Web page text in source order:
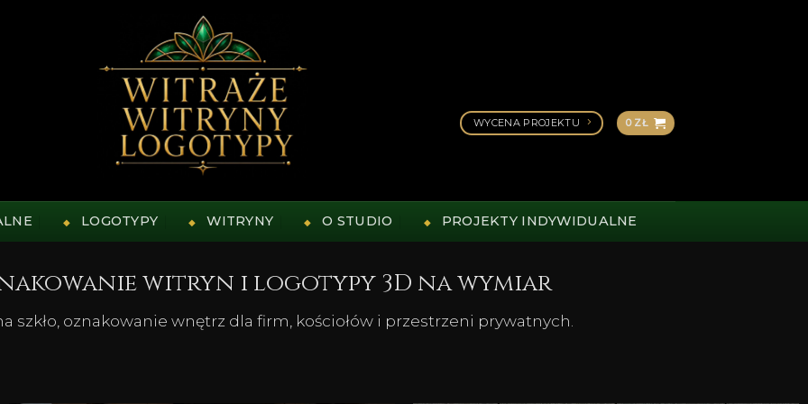
WYCENA PROJEKTU 0 ZŁ
LOGOTYPY WITRYNY O STUDIO PROJEKTY INDYWIDUALNE
witryn i logotypy 3D na wymiar
szkło, oznakowanie wnętrz dla firm, kościołów i przestrzeni prywatnych.